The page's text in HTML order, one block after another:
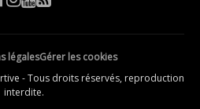
légalesGérer les cookies
- Tous droits réservés, reproduction
interdite.